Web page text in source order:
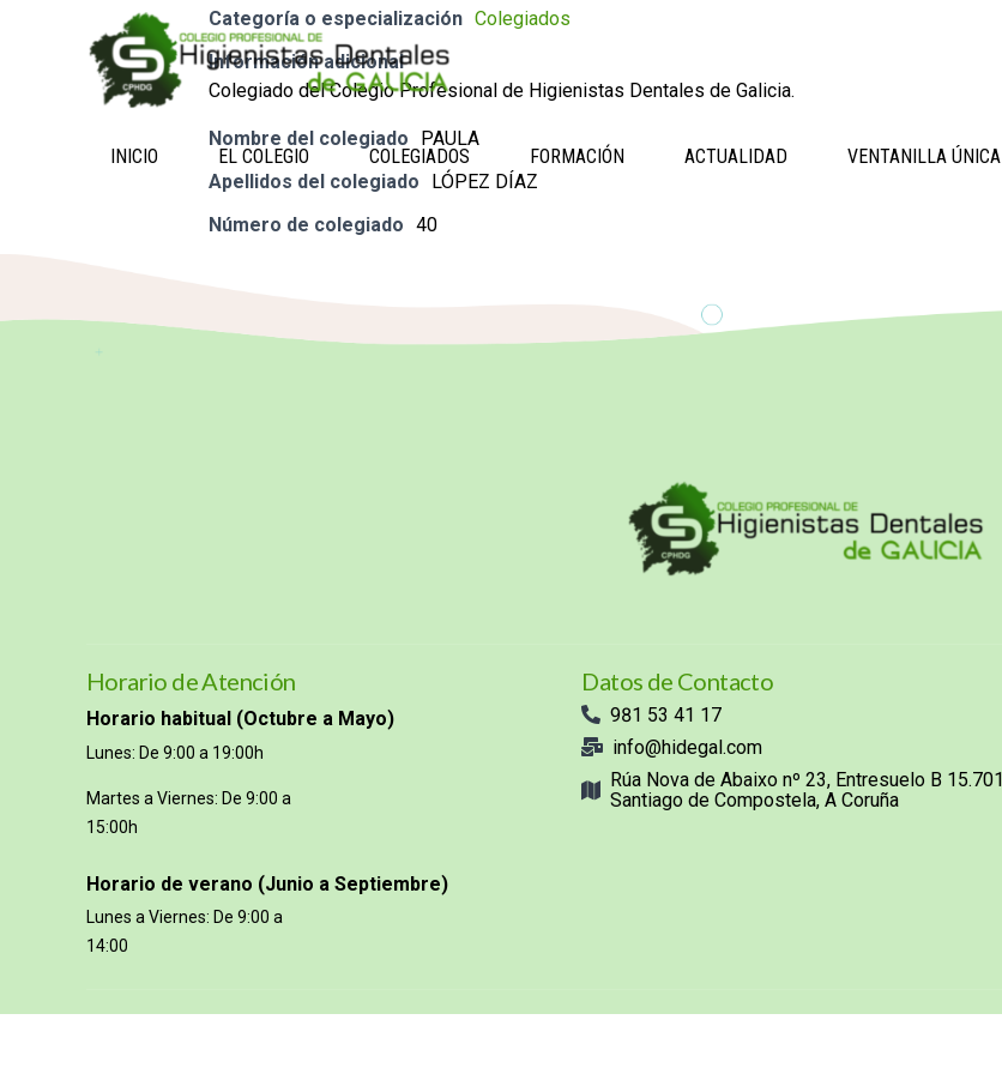
INICIO EL COLEGIO COLEGIADOS FORMACIÓN ACTUALIDAD VENTANILLA ÚNICA
Categoría o especialización Colegiados
Información adicional
Colegiado del Colegio Profesional de Higienistas Dentales de Galicia.
Nombre del colegiado
PAULA
Apellidos del colegiado
LÓPEZ DÍAZ
Número de colegiado 40
Horario de Atención
Horario habitual (Octubre a Mayo)
Lunes: De 9:00 a 19:00h
Martes a Viernes: De 9:00 a
15:00h
Horario de verano (Junio a Septiembre)
Lunes a Viernes: De 9:00 a
14:00
Datos de Contacto
981 53 41 17
info@hidegal.com
Rúa Nova de Abaixo nº 23, Entresuelo B 15.701
Santiago de Compostela, A Coruña